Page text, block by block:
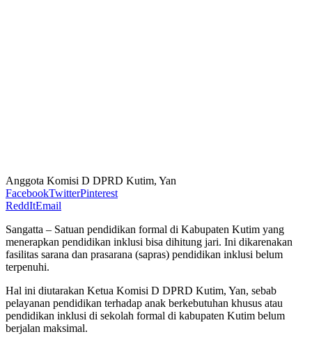
Anggota Komisi D DPRD Kutim, Yan
FacebookTwitterPinterest
ReddItEmail
Sangatta – Satuan pendidikan formal di Kabupaten Kutim yang
menerapkan pendidikan inklusi bisa dihitung jari. Ini dikarenakan
fasilitas sarana dan prasarana (sapras) pendidikan inklusi belum
terpenuhi.
Hal ini diutarakan Ketua Komisi D DPRD Kutim, Yan, sebab
pelayanan pendidikan terhadap anak berkebutuhan khusus atau
pendidikan inklusi di sekolah formal di kabupaten Kutim belum
berjalan maksimal.